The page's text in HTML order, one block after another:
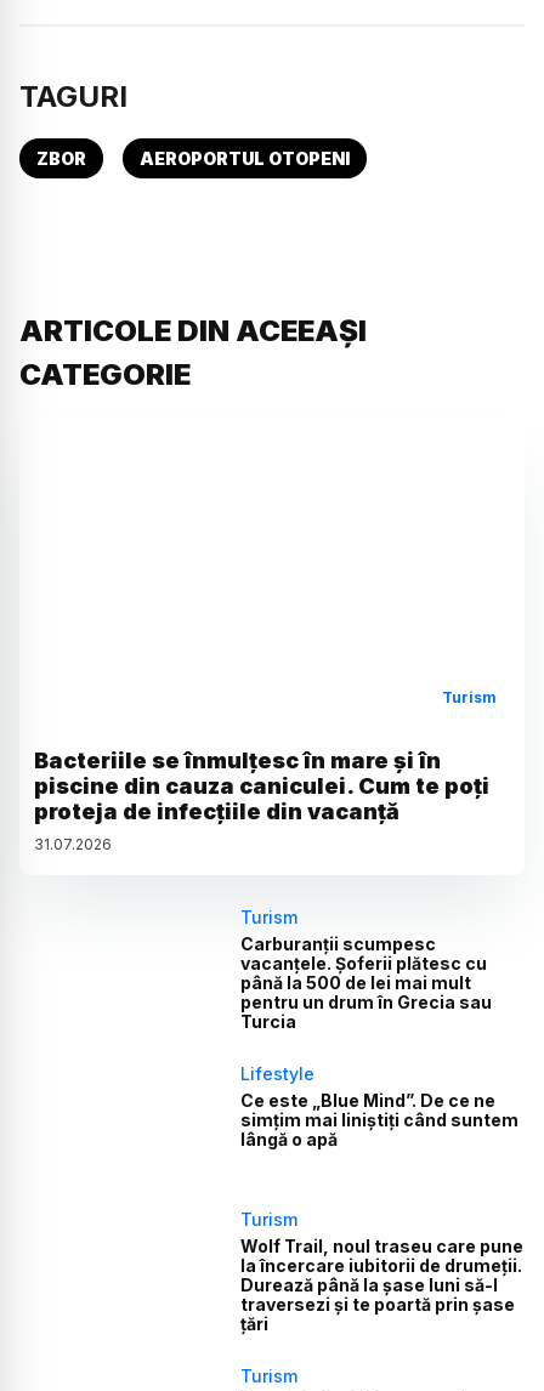
TAGURI
ZBOR AEROPORTUL OTOPENI
ARTICOLE DIN ACEEAȘI
CATEGORIE
Turism
Bacteriile se înmulțesc în mare și în
piscine din cauza caniculei. Cum te poți
proteja de infecțiile din vacanță
31.07.2026
Turism
Carburanții scumpesc
vacanțele. Șoferii plătesc cu
până la 500 de lei mai mult
pentru un drum în Grecia sau
Turcia
Lifestyle
Ce este „Blue Mind”. De ce ne
simțim mai liniștiți când suntem
lângă o apă
Turism
Wolf Trail, noul traseu care pune
la încercare iubitorii de drumeții.
Durează până la șase luni să-l
traversezi și te poartă prin șase
țări
Turism